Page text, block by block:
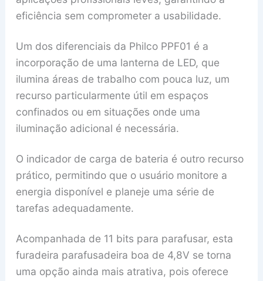
eficiência sem comprometer a usabilidade.
Um dos diferenciais da Philco PPF01 é a
incorporação de uma lanterna de LED, que
ilumina áreas de trabalho com pouca luz, um
recurso particularmente útil em espaços
confinados ou em situações onde uma
iluminação adicional é necessária.
O indicador de carga de bateria é outro recurso
prático, permitindo que o usuário monitore a
energia disponível e planeje uma série de
tarefas adequadamente.
Acompanhada de 11 bits para parafusar, esta
furadeira parafusadeira boa de 4,8V se torna
uma opção ainda mais atrativa, pois oferece